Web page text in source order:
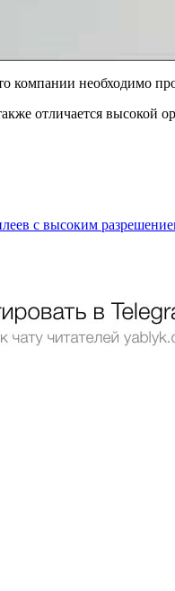
необходимо
отличается
с высоким